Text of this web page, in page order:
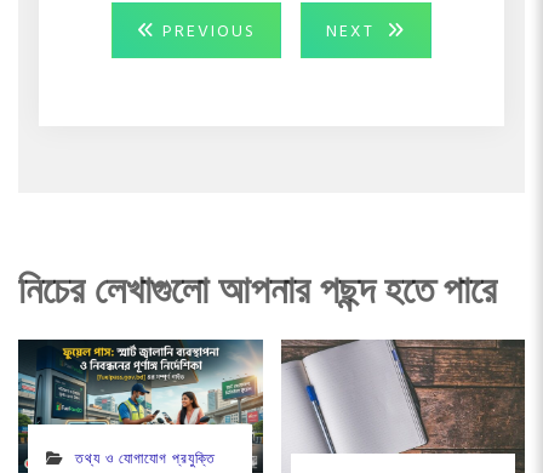
Post
navigation
PREVIOUS PREVIOUS
POST:
NEXT
NEXT
POST:
নিচের লেখাগুলো আপনার পছন্দ হতে পারে
তথ্য ও যোগাযোগ প্রযুক্তি